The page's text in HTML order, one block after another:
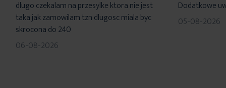
dlugo czekalam na przesylke ktora nie jest
taka jak zamowilam tzn dlugosc miala byc
skrocona do 240
06-08-2026
Dodatkowe
05-08-2026